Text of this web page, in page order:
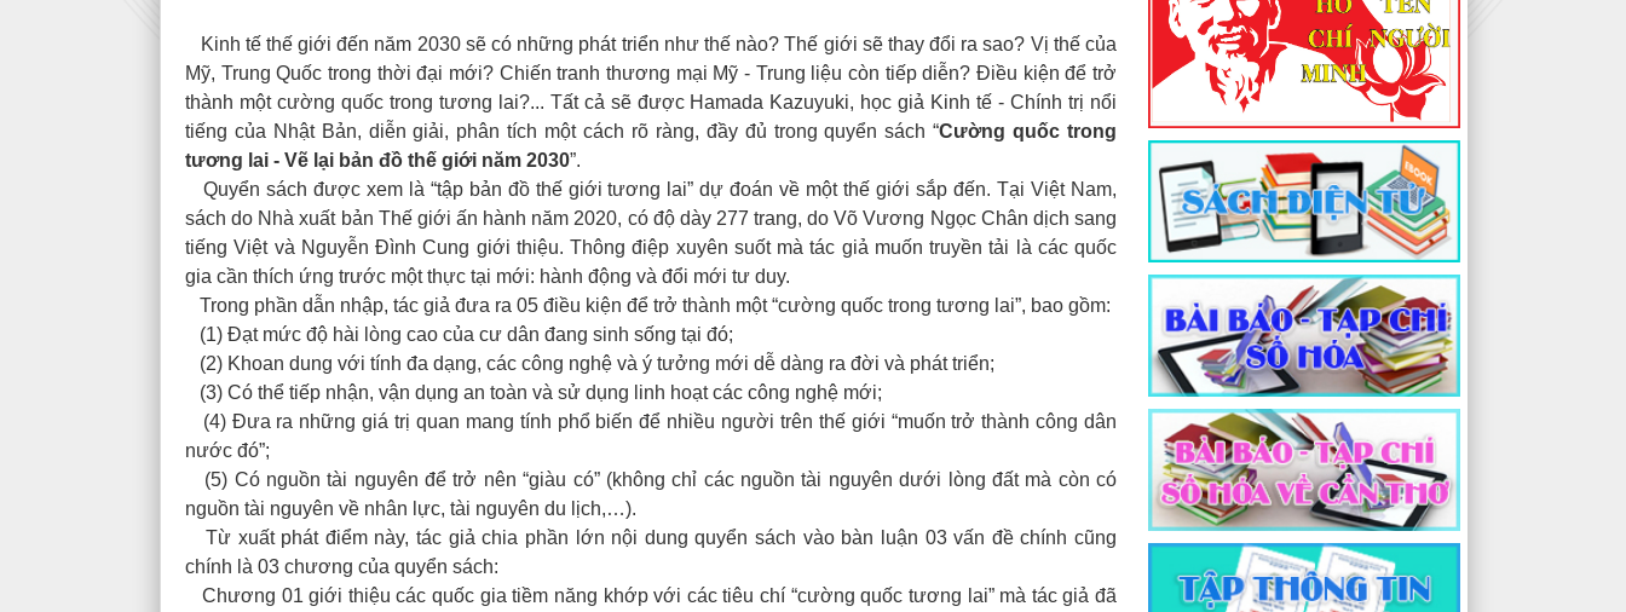
Kinh tế thế giới đến năm 2030 sẽ có những phát triển như thế nào? Thế giới sẽ thay đổi ra sao? Vị thế của
Mỹ, Trung Quốc trong thời đại mới? Chiến tranh thương mại Mỹ - Trung liệu còn tiếp diễn? Điều kiện để trở
thành một cường quốc trong tương lai?... Tất cả sẽ được Hamada Kazuyuki, học giả Kinh tế - Chính trị nổi
tiếng của Nhật Bản, diễn giải, phân tích một cách rõ ràng, đầy đủ trong quyển sách “Cường quốc trong
tương lai - Vẽ lại bản đồ thế giới năm 2030”.
Quyển sách được xem là “tập bản đồ thế giới tương lai” dự đoán về một thế giới sắp đến. Tại Việt Nam,
sách do Nhà xuất bản Thế giới ấn hành năm 2020, có độ dày 277 trang, do Võ Vương Ngọc Chân dịch sang
tiếng Việt và Nguyễn Đình Cung giới thiệu. Thông điệp xuyên suốt mà tác giả muốn truyền tải là các quốc
gia cần thích ứng trước một thực tại mới: hành động và đổi mới tư duy.
Trong phần dẫn nhập, tác giả đưa ra 05 điều kiện để trở thành một “cường quốc trong tương lai”, bao gồm:
(1) Đạt mức độ hài lòng cao của cư dân đang sinh sống tại đó;
(2) Khoan dung với tính đa dạng, các công nghệ và ý tưởng mới dễ dàng ra đời và phát triển;
(3) Có thể tiếp nhận, vận dụng an toàn và sử dụng linh hoạt các công nghệ mới;
(4) Đưa ra những giá trị quan mang tính phổ biến để nhiều người trên thế giới “muốn trở thành công dân
nước đó”;
(5) Có nguồn tài nguyên để trở nên “giàu có” (không chỉ các nguồn tài nguyên dưới lòng đất mà còn có
nguồn tài nguyên về nhân lực, tài nguyên du lịch,…).
Từ xuất phát điểm này, tác giả chia phần lớn nội dung quyển sách vào bàn luận 03 vấn đề chính cũng
chính là 03 chương của quyển sách:
Chương 01 giới thiệu các quốc gia tiềm năng khớp với các tiêu chí “cường quốc tương lai” mà tác giả đã